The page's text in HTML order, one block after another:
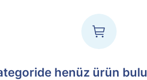
henüz ürün